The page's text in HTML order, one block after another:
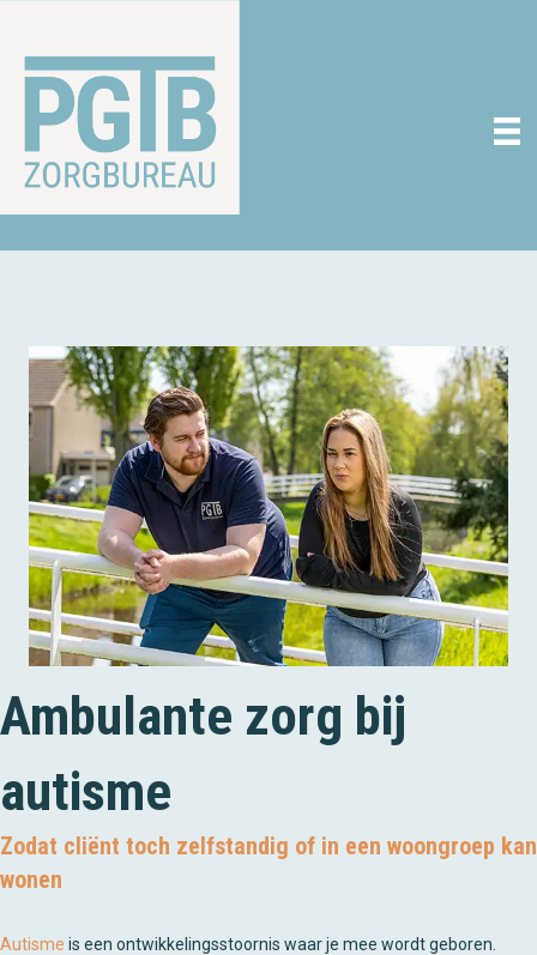
Ambulante zorg bij
autisme
Zodat cliënt toch zelfstandig of in een woongroep kan
wonen
Autisme is een ontwikkelingsstoornis waar je mee wordt geboren.